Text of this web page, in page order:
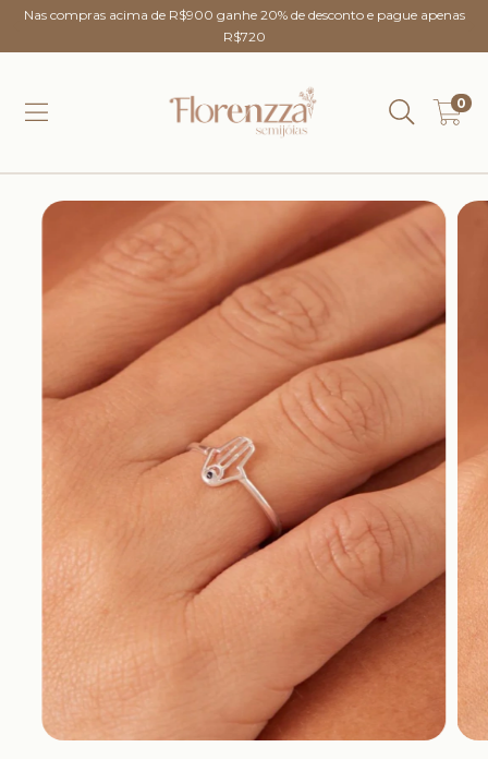
Nas compras acima de R$900 ganhe 20% de desconto e pague apenas
R$720
0